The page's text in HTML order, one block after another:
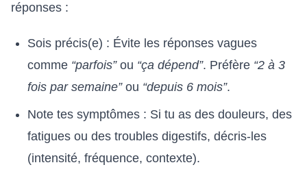
réponses :
Sois précis(e) : Évite les réponses vagues
comme “parfois”ou “ça dépend”. Préfère “2 à 3
fois par semaine”ou “depuis 6 mois”.
Note tes symptômes : Si tu as des douleurs, des
fatigues ou des troubles digestifs, décris-les
(intensité, fréquence, contexte).